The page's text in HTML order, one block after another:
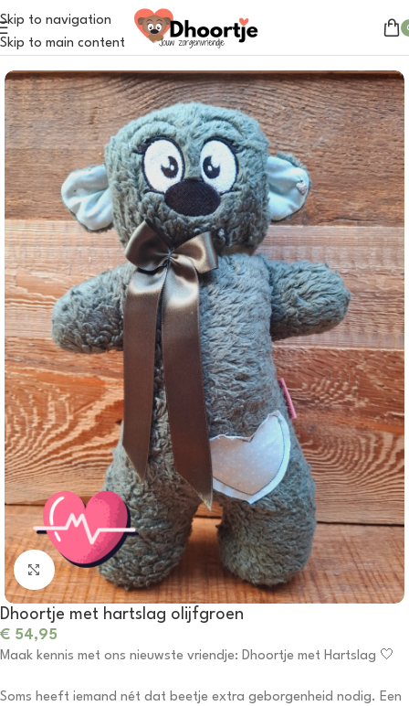
Skip to navigation
Skip to main content
Home/ Dhoortje
Click to enlarge
Dhoortje met hartslag olijfgroen
€ 54,95
Maak kennis met ons nieuwste vriendje: Dhoortje met Hartslag 🤍
Soms heeft iemand nét dat beetje extra geborgenheid nodig. Een